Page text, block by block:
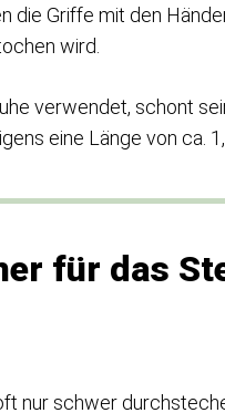
die Griffe mit den
wird.
verwendet, schont
eine Länge von ca.
für das
nur schwer